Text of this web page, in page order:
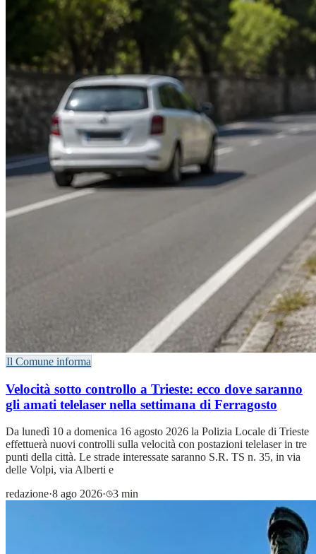
Il Comune informa
Velocità sotto controllo a Trieste: ecco dove saranno
gli amati telelaser nella settimana di Ferragosto
Da lunedì 10 a domenica 16 agosto 2026 la Polizia Locale di Trieste
effettuerà nuovi controlli sulla velocità con postazioni telelaser in tre
punti della città. Le strade interessate saranno S.R. TS n. 35, in via
delle Volpi, via Alberti e
redazione·8 ago 2026· 3 min